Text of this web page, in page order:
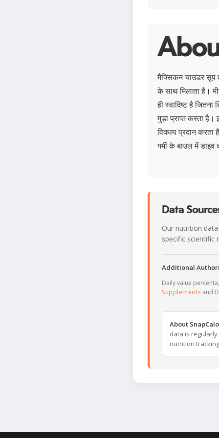
मैक्सिकन चाउडर सूप
के साथ मिलाता है।
ही स्वादिष्ट है
मुड़ा प्राप्त करता
विकल्प प्रदान
गर्मी के बाउल में
Data
Our nutrition
specific scientific
Additional
Daily value
Supplements and
About
data is
nutrition